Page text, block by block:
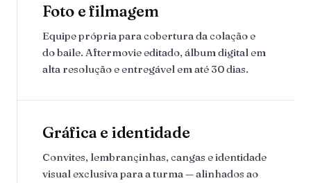
Foto e filmagem
Equipe própria para cobertura da colação e
do baile. Aftermovie editado, álbum digital em
alta resolução e entregável em até 30 dias.
Gráfica e identidade
Convites, lembrançinhas, cangas e identidade
visual exclusiva para a turma — alinhados ao